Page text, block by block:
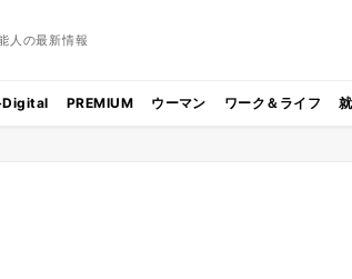
人の最新情報
PREMIUM ウーマン ワーク＆ライフ